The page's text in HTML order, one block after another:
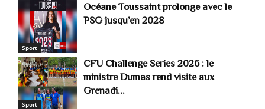
Sport
Océane Toussaint prolonge avec le
PSG jusqu’en 2028
Sport
CFU Challenge Series 2026 : le
ministre Dumas rend visite aux
Grenadi...